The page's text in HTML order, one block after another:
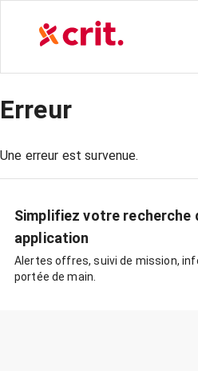
Erreur
Une erreur est survenue.
Simplifiez votre recherche
application
Alertes offres, suivi de mission,
portée de main.